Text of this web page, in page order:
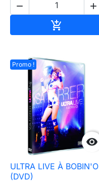
 

Promo !

ULTRA LIVE À BOBIN'O
(DVD)